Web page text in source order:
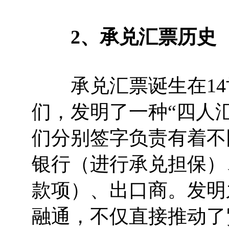
2、承兑汇票历史
承兑汇票诞生在14
们，发明了一种“四人
们分别签字负责有着
银行（进行承兑担保
款项）、出口商。发
融通，不仅直接推动